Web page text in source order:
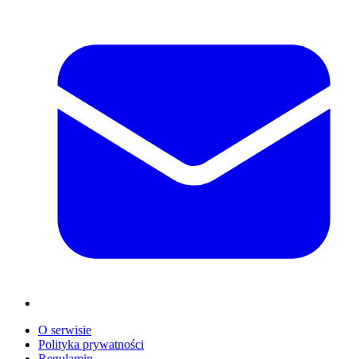
O serwisie
Polityka prywatności